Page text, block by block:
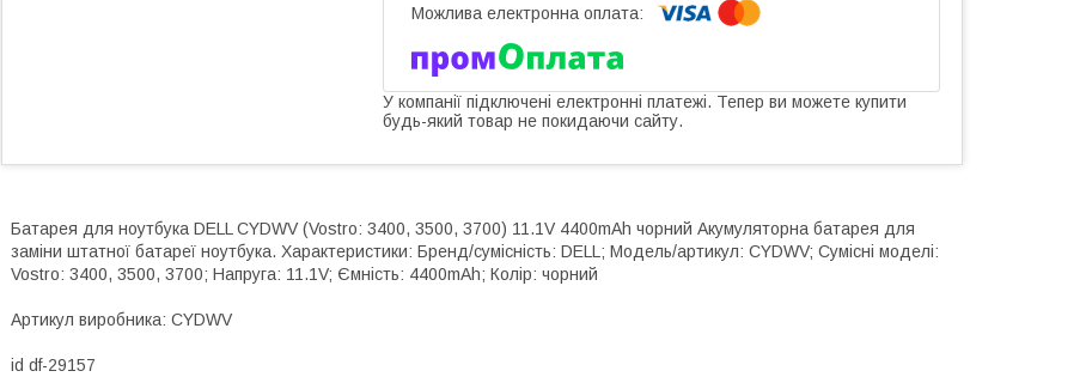
У компанії підключені електронні платежі. Тепер ви можете купити
будь-який товар не покидаючи сайту.
Батарея для ноутбука DELL CYDWV (Vostro: 3400, 3500, 3700) 11.1V 4400mAh чорний Акумуляторна батарея для
заміни штатної батареї ноутбука. Характеристики: Бренд/сумісність: DELL; Модель/артикул: CYDWV; Сумісні моделі:
Vostro: 3400, 3500, 3700; Напруга: 11.1V; Ємність: 4400mAh; Колір: чорний
Артикул виробника: CYDWV
id df-29157